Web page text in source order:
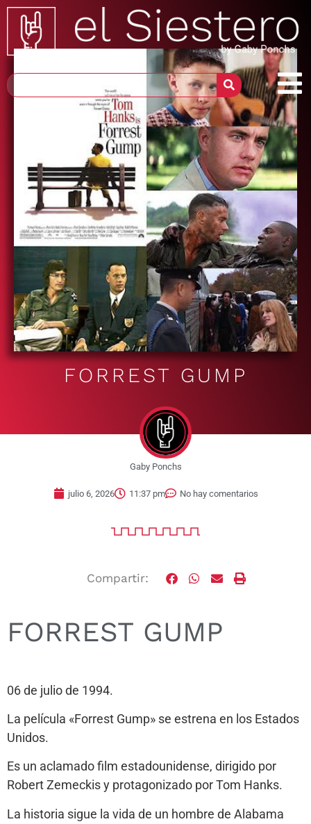
FORREST GUMP
Gaby Ponchs
julio 6, 2026 11:37 pm No hay comentarios
Compartir:
FORREST GUMP
06 de julio de 1994.
La película «Forrest Gump» se estrena en los Estados
Unidos.
Es un aclamado film estadounidense, dirigido por
Robert Zemeckis y protagonizado por Tom Hanks.
La historia sigue la vida de un hombre de Alabama